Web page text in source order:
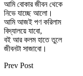
আমি বোকার জীবন থেকে
নিভে যাচ্ছে আলো।
আমি আজই পণ করিলাম
বিদ্যালয়ে যাবো,
বই আর কলম হাতে তুলে
জীবনটা সাজাবো।
Prev Post